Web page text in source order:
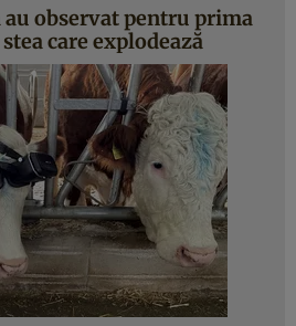
observat pentru prima
care explodează